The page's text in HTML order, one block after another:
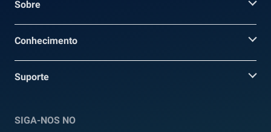
Sobre
Conhecimento
Suporte
SIGA-NOS NO